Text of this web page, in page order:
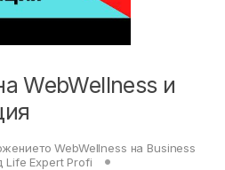
WebWellness и
WebWellness на Business
Life Expert Profi